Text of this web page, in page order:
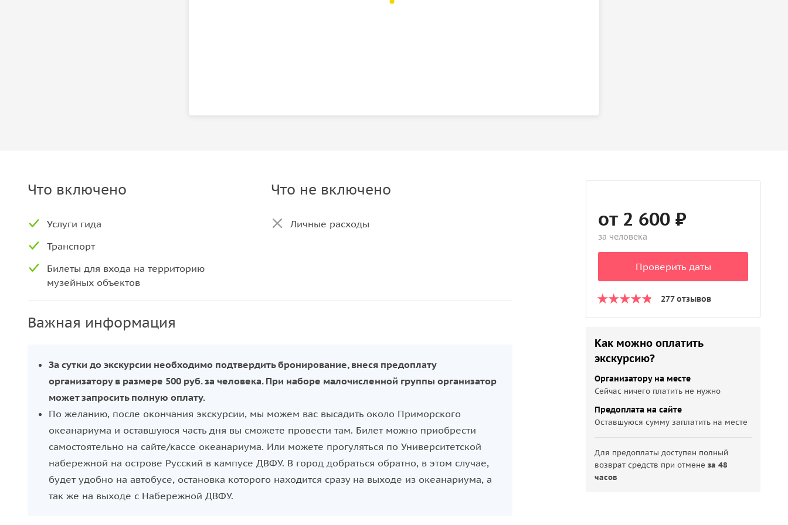
Что включено
Услуги гида
Транспорт
Билеты для входа на территорию
музейных объектов
Что не включено
Личные расходы
Важная информация
За сутки до экскурсии необходимо подтвердить бронирование, внеся предоплату
организатору в размере 500 руб. за человека. При наборе малочисленной группы организатор
может запросить полную оплату.
По желанию, после окончания экскурсии, мы можем вас высадить около Приморского
океанариума и оставшуюся часть дня вы сможете провести там. Билет можно приобрести
самостоятельно на сайте/кассе океанариума. Или можете прогуляться по Университетской
набережной на острове Русский в кампусе ДВФУ. В город добраться обратно, в этом случае,
будет удобно на автобусе, остановка которого находится сразу на выходе из океанариума, а
так же на выходе с Набережной ДВФУ.
от 2 600 ₽
за человека
Проверить даты
277 отзывов
Как можно оплатить
экскурсию?
Организатору на месте
Сейчас ничего платить не нужно
Предоплата на сайте
Оставшуюся сумму заплатить на месте
Для предоплаты доступен полный
возврат средств при отменеза 48
часов